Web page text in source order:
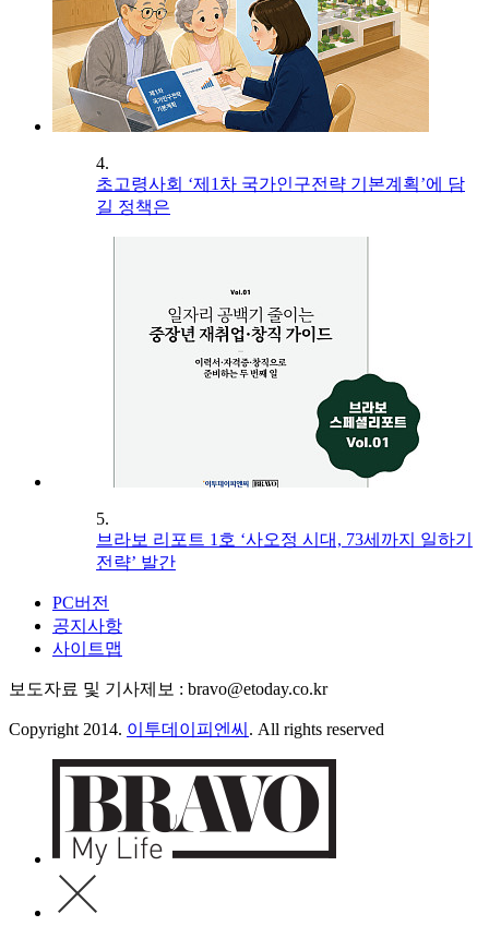
4.
초고령사회 ‘제1차 국가인구전략 기본계획’에 담
길 정책은
5.
브라보 리포트 1호 ‘사오정 시대, 73세까지 일하기
전략’ 발간
PC버전
공지사항
사이트맵
보도자료 및 기사제보 : bravo@etoday.co.kr
Copyright 2014. 이투데이피엔씨 . All rights reserved